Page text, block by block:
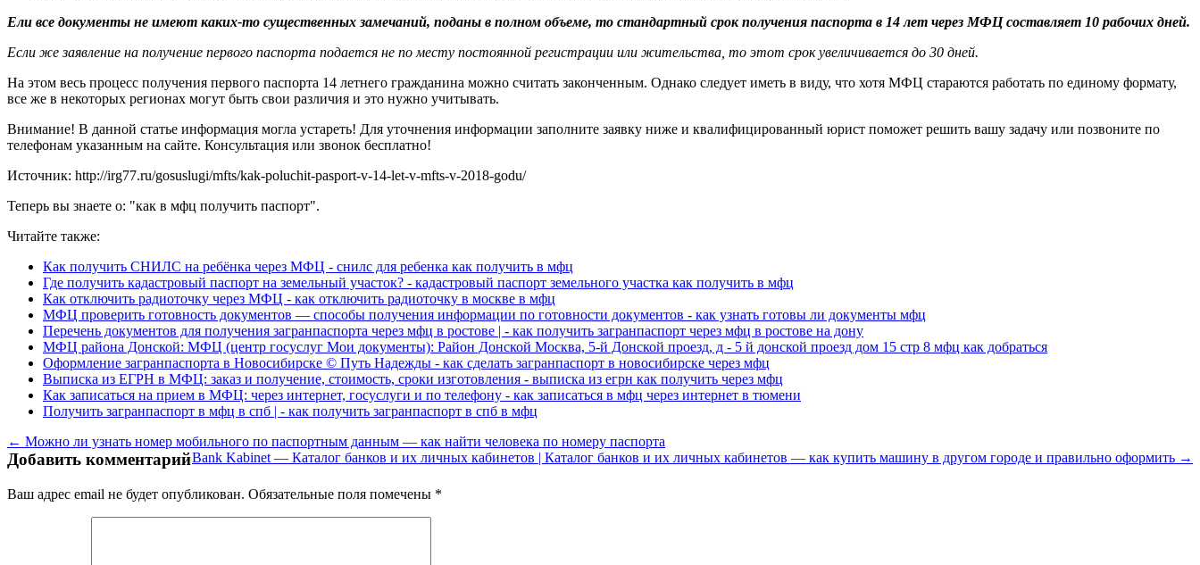
Ели все документы не имеют каких-то существенных замечаний, поданы в полном объеме, то стандартный срок получения паспорта в 14 лет через МФЦ составляет 10 рабочих дней.
Если же заявление на получение первого паспорта подается не по месту постоянной регистрации или жительства, то этот срок увеличивается до 30 дней.
На этом весь процесс получения первого паспорта 14 летнего гражданина можно считать законченным. Однако следует иметь в виду, что хотя МФЦ стараются работать по единому формату,
все же в некоторых регионах могут быть свои различия и это нужно учитывать.
Внимание! В данной статье информация могла устареть! Для уточнения информации заполните заявку ниже и квалифицированный юрист поможет решить вашу задачу или позвоните по
телефонам указанным на сайте. Консультация или звонок бесплатно!
Источник: http://irg77.ru/gosuslugi/mfts/kak-poluchit-pasport-v-14-let-v-mfts-v-2018-godu/
Теперь вы знаете о: "как в мфц получить паспорт".
Читайте также:
Как получить СНИЛС на ребёнка через МФЦ - снилс для ребенка как получить в мфц
Где получить кадастровый паспорт на земельный участок? - кадастровый паспорт земельного участка как получить в мфц
Как отключить радиоточку через МФЦ - как отключить радиоточку в москве в мфц
МФЦ проверить готовность документов — способы получения информации по готовности документов - как узнать готовы ли документы мфц
Перечень документов для получения загранпаспорта через мфц в ростове | - как получить загранпаспорт через мфц в ростове на дону
МФЦ района Донской: МФЦ (центр госуслуг Мои документы): Район Донской Москва, 5-й Донской проезд, д - 5 й донской проезд дом 15 стр 8 мфц как добраться
Оформление загранпаспорта в Новосибирске © Путь Надежды - как сделать загранпаспорт в новосибирске через мфц
Выписка из ЕГРН в МФЦ: заказ и получение, стоимость, сроки изготовления - выписка из егрн как получить через мфц
Как записаться на прием в МФЦ: через интернет, госуслуги и по телефону - как записаться в мфц через интернет в тюмени
Получить загранпаспорт в мфц в спб | - как получить загранпаспорт в спб в мфц
← Можно ли узнать номер мобильного по паспортным данным — как найти человека по номеру паспорта
Bank Kabinet — Каталог банков и их личных кабинетов | Каталог банков и их личных кабинетов — как купить машину в другом городе и правильно оформить →
Добавить комментарий
Ваш адрес email не будет опубликован. Обязательные поля помечены *